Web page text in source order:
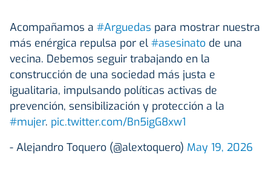
Acompañamos a #Arguedas para mostrar nuestra
más enérgica repulsa por el #asesinato de una
vecina. Debemos seguir trabajando en la
construcción de una sociedad más justa e
igualitaria, impulsando políticas activas de
prevención, sensibilización y protección a la
#mujer. pic.twitter.com/Bn5igG8xw1
- Alejandro Toquero (@alextoquero) May 19, 2026